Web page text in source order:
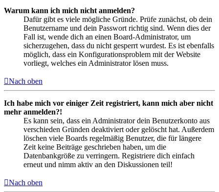
Warum kann ich mich nicht anmelden?
Dafür gibt es viele mögliche Gründe. Prüfe zunächst, ob dein
Benutzername und dein Passwort richtig sind. Wenn dies der
Fall ist, wende dich an einen Board-Administrator, um
sicherzugehen, dass du nicht gesperrt wurdest. Es ist ebenfalls
möglich, dass ein Konfigurationsproblem mit der Website
vorliegt, welches ein Administrator lösen muss.
Nach oben
Ich habe mich vor einiger Zeit registriert, kann mich aber nicht
mehr anmelden?!
Es kann sein, dass ein Administrator dein Benutzerkonto aus
verschieden Gründen deaktiviert oder gelöscht hat. Außerdem
löschen viele Boards regelmäßig Benutzer, die für längere
Zeit keine Beiträge geschrieben haben, um die
Datenbankgröße zu verringern. Registriere dich einfach
erneut und nimm aktiv an den Diskussionen teil!
Nach oben